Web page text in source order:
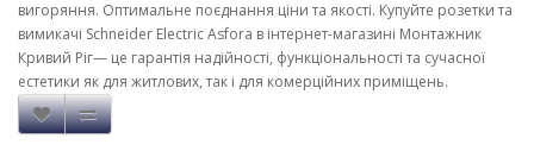
вигоряння. Оптимальне поєднання ціни та якості. Купуйте розетки та
вимикачі Schneider Electric Asfora в інтернет-магазині Монтажник
Кривий Ріг— це гарантія надійності, функціональності та сучасної
естетики як для житлових, так і для комерційних приміщень.